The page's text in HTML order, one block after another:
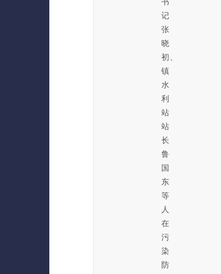
记
张
晓
初、
镇
水
利
站
站
长
鲁
国
东
等
人
在
污
染
防